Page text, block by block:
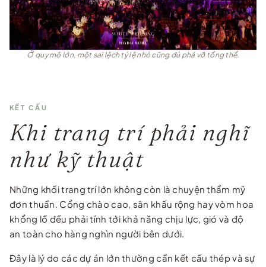
Ở quy mô lớn, một sai lệch tỷ lệ nhỏ cũng đủ phá vỡ tổng thể.
KẾT CẤU
Khi trang trí phải nghĩ
như kỹ thuật
Những khối trang trí lớn không còn là chuyện thẩm mỹ
đơn thuần. Cổng chào cao, sân khấu rộng hay vòm hoa
khổng lồ đều phải tính tới khả năng chịu lực, gió và độ
an toàn cho hàng nghìn người bên dưới.
Đây là lý do các dự án lớn thường cần kết cấu thép và sự